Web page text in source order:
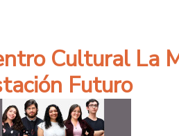
Cultural La
Futuro